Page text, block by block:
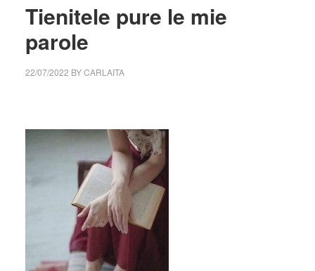
Tienitele pure le mie
parole
22/07/2022 BYCARLAITA